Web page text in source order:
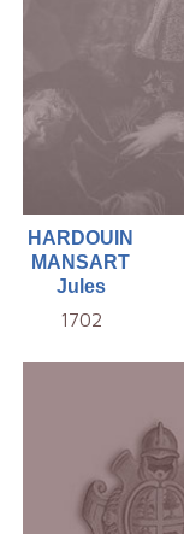
HARDOUIN
MANSART
Jules
1702